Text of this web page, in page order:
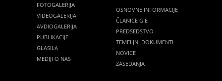
FOTOGALERIJA
VIDEOGALERIJA
AVDIOGALERIJA
PUBLIKACIJE
GLASILA
MEDIJI O NAS
OSNOVNE INFORMACIJE
ČLANICE GIE
PREDSEDSTVO
TEMELJNI DOKUMENTI
NOVICE
ZASEDANJA